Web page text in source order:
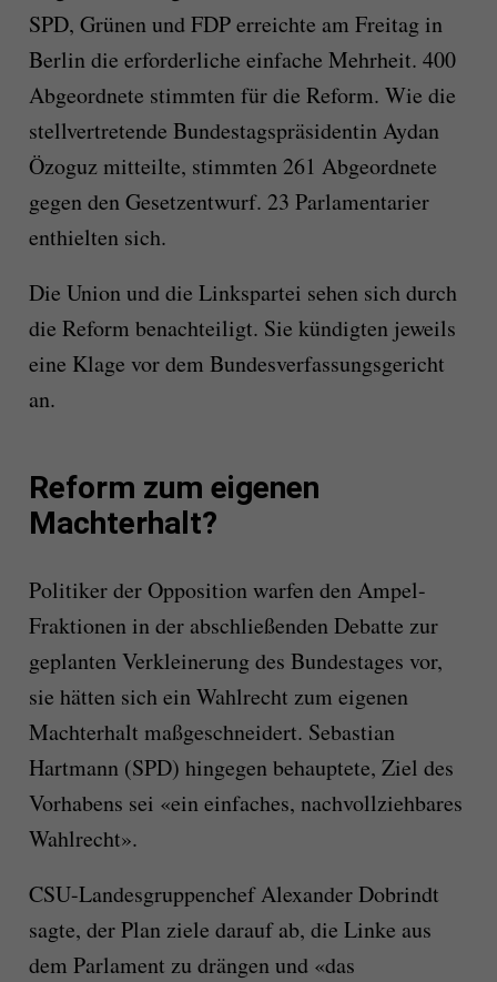
SPD, Grünen und FDP erreichte am Freitag in
Berlin die erforderliche einfache Mehrheit. 400
Abgeordnete stimmten für die Reform. Wie die
stellvertretende Bundestagspräsidentin Aydan
Özoguz mitteilte, stimmten 261 Abgeordnete
gegen den Gesetzentwurf. 23 Parlamentarier
enthielten sich.
Die Union und die Linkspartei sehen sich durch
die Reform benachteiligt. Sie kündigten jeweils
eine Klage vor dem Bundesverfassungsgericht
an.
Reform zum eigenen
Machterhalt?
Politiker der Opposition warfen den Ampel-
Fraktionen in der abschließenden Debatte zur
geplanten Verkleinerung des Bundestages vor,
sie hätten sich ein Wahlrecht zum eigenen
Machterhalt maßgeschneidert. Sebastian
Hartmann (SPD) hingegen behauptete, Ziel des
Vorhabens sei «ein einfaches, nachvollziehbares
Wahlrecht».
CSU-Landesgruppenchef Alexander Dobrindt
sagte, der Plan ziele darauf ab, die Linke aus
dem Parlament zu drängen und «das